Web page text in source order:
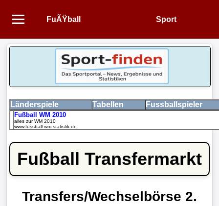
FuÃŸball Sport
Startseite
Alle
FuÃŸball-
News
1.
Bundesliga
2.
Bundesliga
Länderspiele Tabellen Fussballspieler
Fußball WM 2010
alles zur WM 2010
www.fussball-wm-statistik.de
Fußball Transfermarkt
Transfers/Wechselbörse 2.